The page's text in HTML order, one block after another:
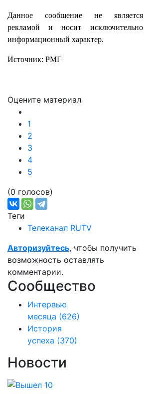
Данное сообщение не является
рекламой и носит исключительно
информационный характер.
Источник: РМГ
Оцените материал
1
2
3
4
5
(0 голосов)
Теги
Телеканал RUTV
Авторизуйтесь, чтобы получить
возможность оставлять
комментарии.
Сообщество
Интервью
месяца (626)
История
успеха (370)
Новости